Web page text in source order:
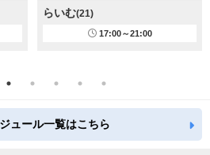
らいむ(21)
17:00～21:00
ュール一覧はこちら